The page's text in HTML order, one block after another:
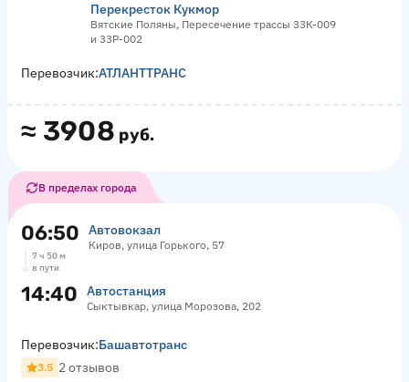
Перекресток Кукмор
Вятские Поляны, Пересечение трассы 33К-009
и 33Р-002
≈ 3908 руб.
Перевозчик:АТЛАНТТРАНС
В пределах города
06:50 Автовокзал
Киров, улица Горького, 57
7 ч 50 м
в пути
14:40 Автостанция
Сыктывкар, улица Морозова, 202
Перевозчик:Башавтотранс
3.5 2 отзывов